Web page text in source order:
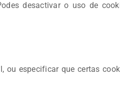
desactivar o uso de
especificar que certas